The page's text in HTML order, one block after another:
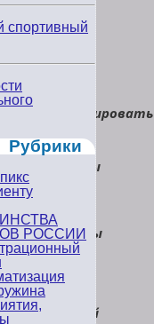
И
нужно
И
Смоделировать
урок.
Где
вопросы
И
ответы
—
из
глаз
И
где
каждый
спортивный
Рубрики
РОССИИ